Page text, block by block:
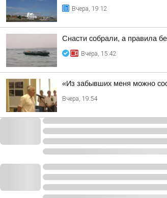
Вчера, 19:12
Снасти собрали, а правила
Вчера, 15:42
«Из забывших меня можно
Вчера, 19:54